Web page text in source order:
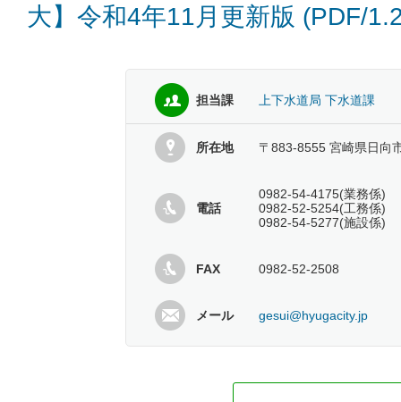
大】令和4年11月更新版 (PDF/
担当課 上下水道局 下水道課
所在地 〒883-8555 宮崎県日向
電話
0982-54-4175(業務係)
0982-52-5254(工務係)
0982-54-5277(施設係)
FAX 0982-52-2508
メール gesui@hyugacity.jp